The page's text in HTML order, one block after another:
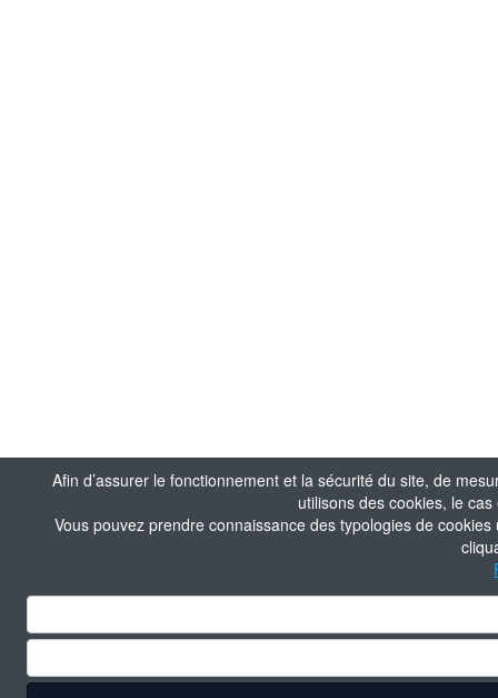
Afin d’assurer le fonctionnement et la sécurité du site, de
utilisons des cookies, le
Vous pouvez prendre connaissance des typologies de